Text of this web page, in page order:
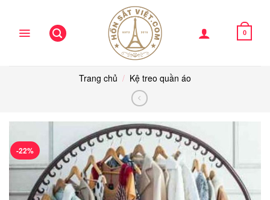
content
0
Trang chủ / Kệ treo quần áo
-22%